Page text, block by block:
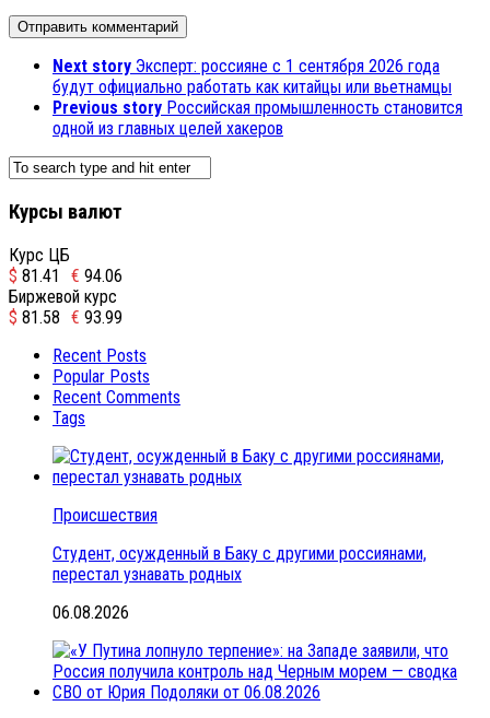
Next story Эксперт: россияне с 1 сентября 2026 года
будут официально работать как китайцы или вьетнамцы
Previous story Российская промышленность становится
одной из главных целей хакеров
Курсы валют
Курс ЦБ
$ 81.41 € 94.06
Биржевой курс
$ 81.58 € 93.99
Recent Posts
Popular Posts
Recent Comments
Tags
Происшествия
Студент, осужденный в Баку с другими россиянами,
перестал узнавать родных
06.08.2026